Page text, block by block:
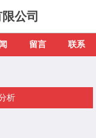
公司
留言 联系
析